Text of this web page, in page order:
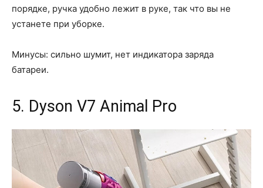
порядке, ручка удобно лежит в руке, так что вы не
устанете при уборке.
Минусы: сильно шумит, нет индикатора заряда
батареи.
5. Dyson V7 Animal Pro